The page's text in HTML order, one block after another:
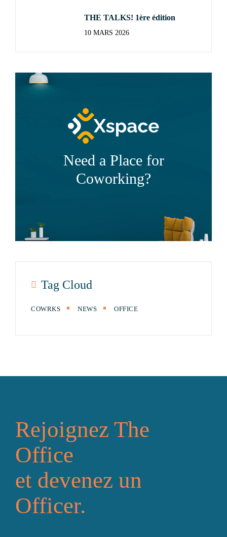
THE TALKS! 1ère édition
10 MARS 2026
Need a Place for
Coworking?
Tag Cloud
COWRKS NEWS OFFICE
Rejoignez The
Office
et devenez un
Officer.